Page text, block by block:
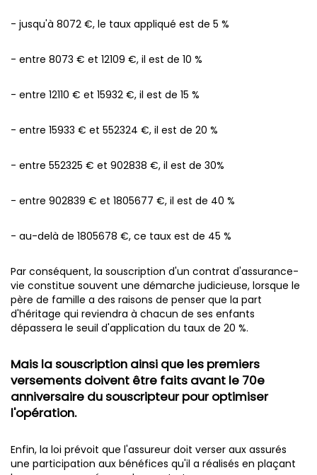
- jusqu'à 8072 €, le taux appliqué est de 5 %
- entre 8073 € et 12109 €, il est de 10 %
- entre 12110 € et 15932 €, il est de 15 %
- entre 15933 € et 552324 €, il est de 20 %
- entre 552325 € et 902838 €, il est de 30%
- entre 902839 € et 1805677 €, il est de 40 %
- au-delà de 1805678 €, ce taux est de 45 %
Par conséquent, la souscription d'un contrat d'assurance-
vie constitue souvent une démarche judicieuse, lorsque le
père de famille a des raisons de penser que la part
d'héritage qui reviendra à chacun de ses enfants
dépassera le seuil d'application du taux de 20 %.
Mais la souscription ainsi que les premiers
versements doivent être faits avant le 70e
anniversaire du souscripteur pour optimiser
l'opération.
Enfin, la loi prévoit que l'assureur doit verser aux assurés
une participation aux bénéfices qu'il a réalisés en plaçant